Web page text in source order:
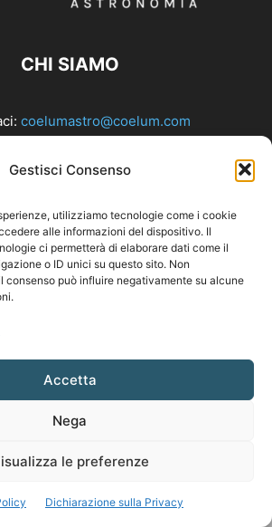
Gestisci Consenso
utilizziamo tecnologie come i cookie
alle informazioni del dispositivo. Il
ci permetterà di elaborare dati come il
o ID unici su questo sito. Non
consenso può influire negativamente su alcune
Accetta
Nega
le preferenze
Dichiarazione sulla Privacy
CHI SIAMO
coelumastro@coelum.com
SEGUICI